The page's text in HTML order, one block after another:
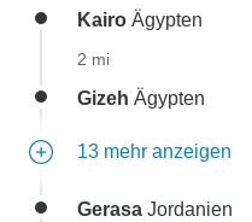
Kairo Ägypten
2 mi
Gizeh Ägypten
13 mehr anzeigen
Gerasa Jordanien